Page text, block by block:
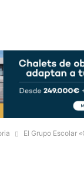
El Grupo Escolar